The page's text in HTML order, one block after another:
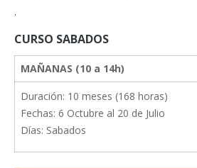
·
CURSO SABADOS
MAÑANAS (10 a 14h)
Duración: 10 meses (168 horas)
Fechas: 6 Octubre al 20 de Julio
Días: Sabados